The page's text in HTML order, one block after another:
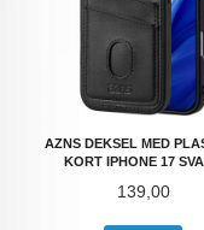
AZNS DEKSEL MED
KORT IPHONE 17
Pris
139,00